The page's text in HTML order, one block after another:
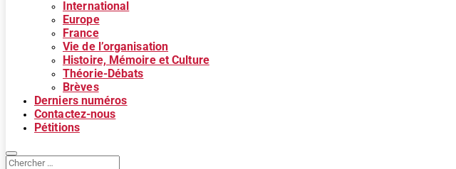
International
Europe
France
Vie de l’organisation
Histoire, Mémoire et Culture
Théorie-Débats
Brèves
Derniers numéros
Contactez-nous
Pétitions